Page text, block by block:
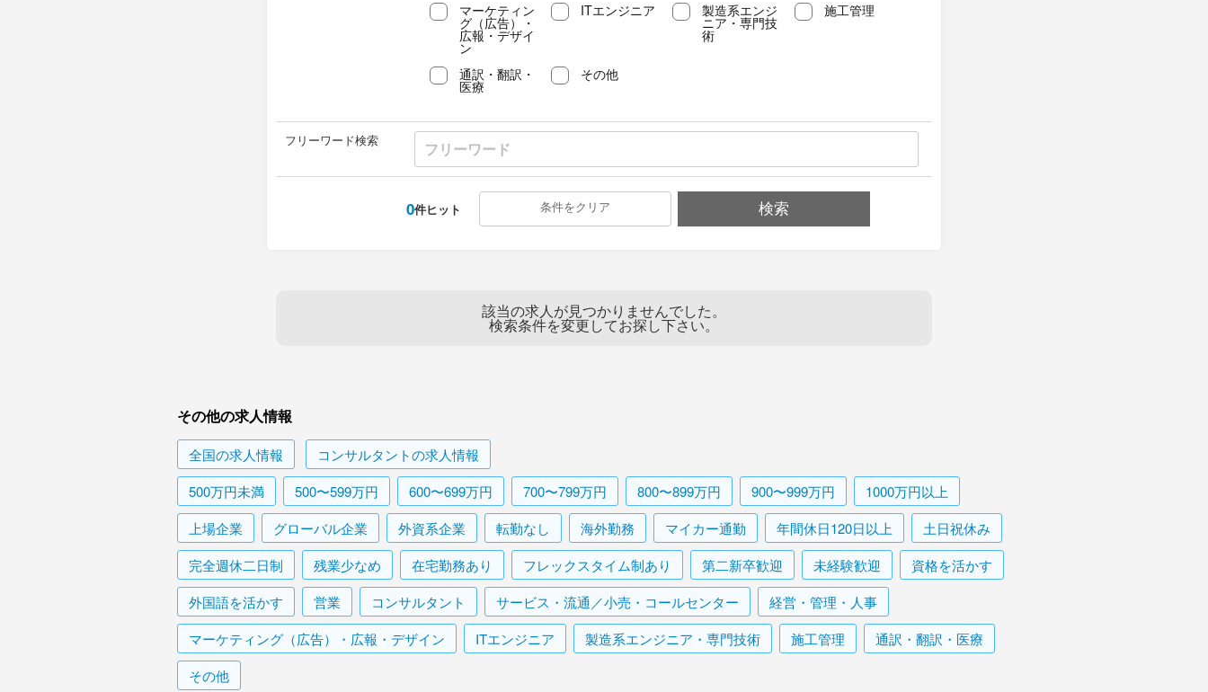
マーケティン
グ（広告）・
広報・デザイ
ン
ITエンジニア 製造系エンジ
ニア・専門技
術
施工管理
通訳・翻訳・
医療
その他
フリーワード検索
0件ヒット 条件をクリア 検索
該当の求人が見つかりませんでした。
検索条件を変更してお探し下さい。
その他の求人情報
全国の求人情報 コンサルタントの求人情報
500万円未満
500〜599万円 600〜699万円 700〜799万円 800〜899万円 900〜999万円
1000万円以上
上場企業
グローバル企業 外資系企業 転勤なし 海外勤務 マイカー通勤 年間休日120日以上
土日祝休み
完全週休二日制
残業少なめ 在宅勤務あり フレックスタイム制あり 第二新卒歓迎 未経験歓迎
資格を活かす
外国語を活かす
営業 コンサルタント サービス・流通／小売・コールセンター
経営・管理・人事
マーケティング（広告）・広報・デザイン
ITエンジニア 製造系エンジニア・専門技術 施工管理
通訳・翻訳・医療
その他